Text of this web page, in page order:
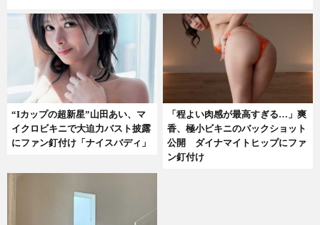
“Iカップの超新星”山田あい、マ
イクロビキニで大迫力バスト披露
にファン釘付け「ナイスバディ」
「程よい肉感が最高すぎる…」爽
香、極小ビキニのバックショット
公開 ダイナマイトヒップにファ
ン釘付け